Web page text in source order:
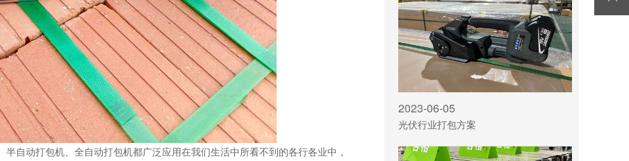
自动打包机、全自动打包机都广泛应用在我们生活中所看不到的各行各业中，
2023-06-05
光伏行业打包方案